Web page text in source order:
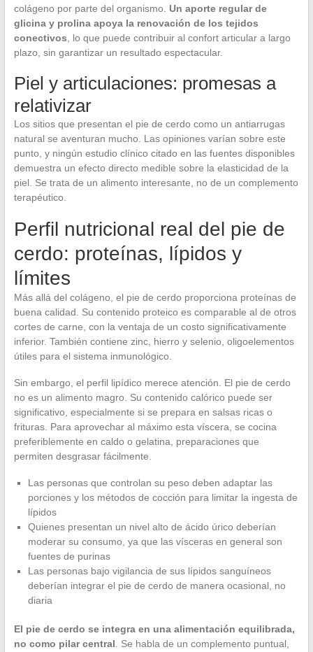
colágeno por parte del organismo. Un aporte regular de
glicina y prolina apoya la renovación de los tejidos
conectivos, lo que puede contribuir al confort articular a largo
plazo, sin garantizar un resultado espectacular.
Piel y articulaciones: promesas a
relativizar
Los sitios que presentan el pie de cerdo como un antiarrugas
natural se aventuran mucho. Las opiniones varían sobre este
punto, y ningún estudio clínico citado en las fuentes disponibles
demuestra un efecto directo medible sobre la elasticidad de la
piel. Se trata de un alimento interesante, no de un complemento
terapéutico.
Perfil nutricional real del pie de
cerdo: proteínas, lípidos y
límites
Más allá del colágeno, el pie de cerdo proporciona proteínas de
buena calidad. Su contenido proteico es comparable al de otros
cortes de carne, con la ventaja de un costo significativamente
inferior. También contiene zinc, hierro y selenio, oligoelementos
útiles para el sistema inmunológico.
Sin embargo, el perfil lipídico merece atención. El pie de cerdo
no es un alimento magro. Su contenido calórico puede ser
significativo, especialmente si se prepara en salsas ricas o
frituras. Para aprovechar al máximo esta víscera, se cocina
preferiblemente en caldo o gelatina, preparaciones que
permiten desgrasar fácilmente.
Las personas que controlan su peso deben adaptar las
porciones y los métodos de cocción para limitar la ingesta de
lípidos
Quienes presentan un nivel alto de ácido úrico deberían
moderar su consumo, ya que las vísceras en general son
fuentes de purinas
Las personas bajo vigilancia de sus lípidos sanguíneos
deberían integrar el pie de cerdo de manera ocasional, no
diaria
El pie de cerdo se integra en una alimentación equilibrada,
no como pilar central. Se habla de un complemento puntual,